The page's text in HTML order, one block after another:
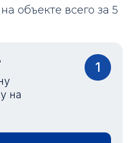
объекте всего за 5
на
1